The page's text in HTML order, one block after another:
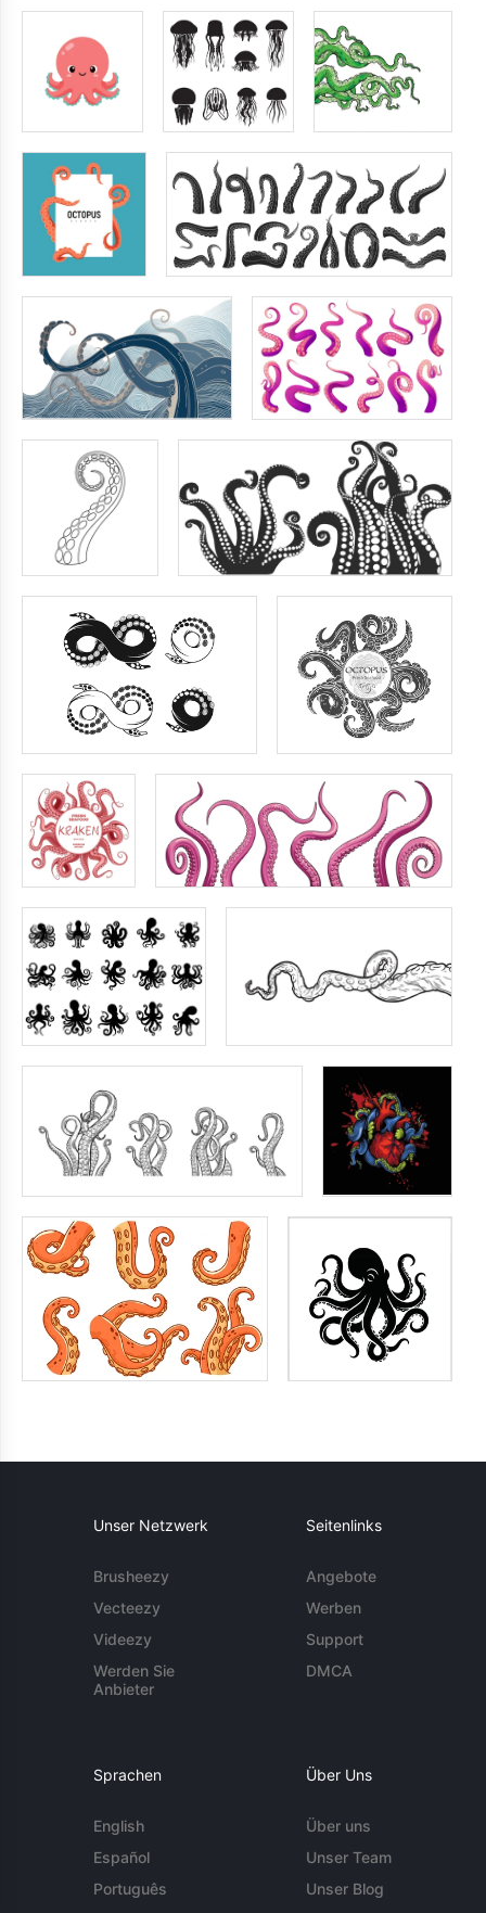
Unser Netzwerk
Brusheezy
Vecteezy
Videezy
Werden Sie
Anbieter
Seitenlinks
Angebote
Werben
Support
DMCA
Sprachen
English
Español
Português
Über Uns
Über uns
Unser Team
Unser Blog